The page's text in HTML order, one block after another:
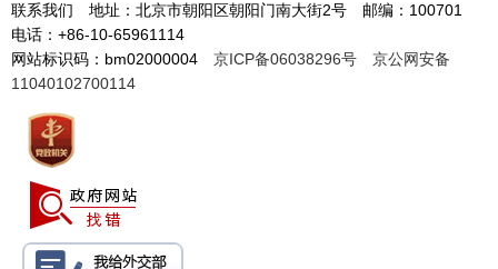
联系我们 地址：北京市朝阳区朝阳门南大街2号 邮编：100701
电话：+86-10-65961114
网站标识码：bm02000004 京ICP备06038296号
京公网安备
11040102700114